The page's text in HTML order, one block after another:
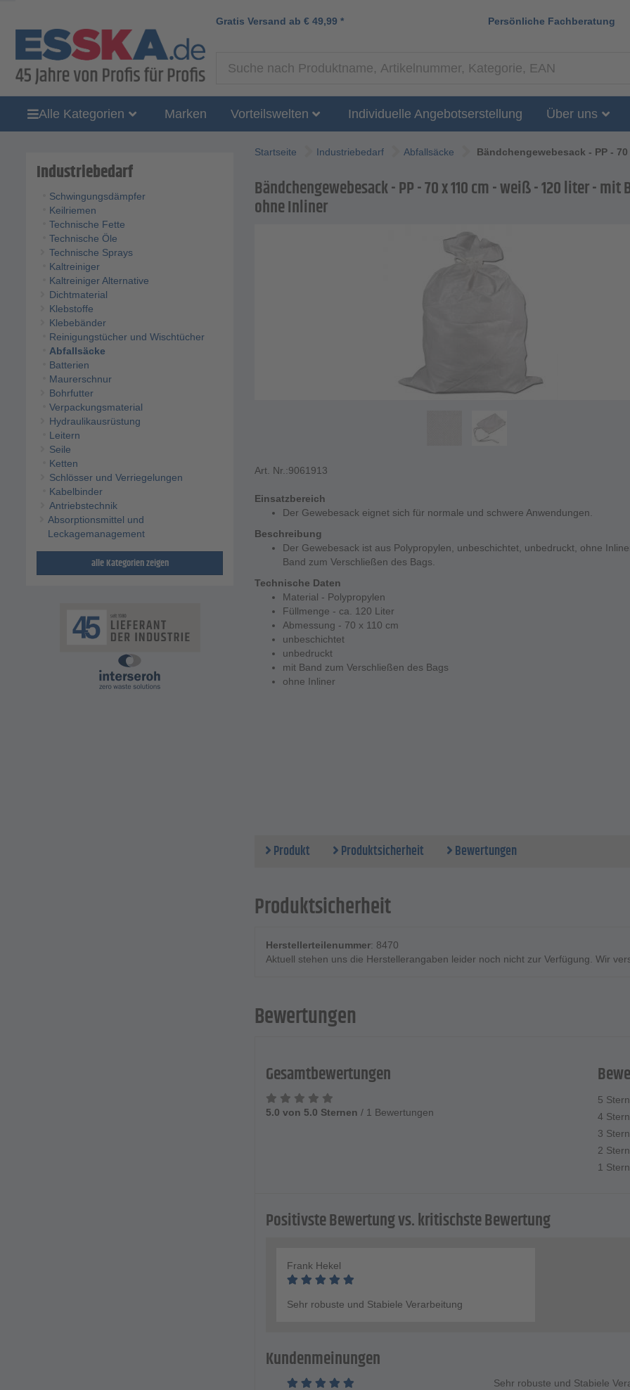
Gratis Versand ab € 49,99 * Persönliche Fachberatung
Alle Kategorien Marken Vorteilswelten Individuelle Angebotserstellung Über uns
Industriebedarf
Schwingungsdämpfer
Keilriemen
Technische Fette
Technische Öle
Technische Sprays
Kaltreiniger
Kaltreiniger Alternative
Dichtmaterial
Klebstoffe
Klebebänder
Reinigungstücher und Wischtücher
Abfallsäcke
Batterien
Maurerschnur
Bohrfutter
Verpackungsmaterial
Hydraulikausrüstung
Leitern
Seile
Ketten
Schlösser und Verriegelungen
Kabelbinder
Antriebstechnik
Absorptionsmittel und
Leckagemanagement
alle Kategorien zeigen
Startseite Industriebedarf Abfallsäcke Bändchengewebesack - PP -
Bändchengewebesack - PP - 70 x 110 cm - weiß - 120 liter - mit
ohne Inliner
Art. Nr.:9061913
Einsatzbereich
Der Gewebesack eignet sich für normale und schwere Anwendungen.
Beschreibung
Der Gewebesack ist aus Polypropylen, unbeschichtet, unbedruckt, ohne
Band zum Verschließen des Bags.
Technische Daten
Material - Polypropylen
Füllmenge - ca. 120 Liter
Abmessung - 70 x 110 cm
unbeschichtet
unbedruckt
mit Band zum Verschließen des Bags
ohne Inliner
Produkt Produktsicherheit Bewertungen
Produktsicherheit
Herstellerteilenummer: 8470
Aktuell stehen uns die Herstellerangaben leider noch nicht zur Verfügung. Wir
Bewertungen
Gesamtbewertungen
5.0 von 5.0 Sternen / 1 Bewertungen
5
4
3
2
1 Stern
Positivste Bewertung vs. kritischste Bewertung
Frank Hekel
Sehr robuste und Stabiele Verarbeitung
Kundenmeinungen
Sehr robuste und Stabiele